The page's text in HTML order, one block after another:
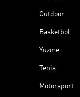
Outdoor
Basketbol
Yüzme
Tenis
Motorsport